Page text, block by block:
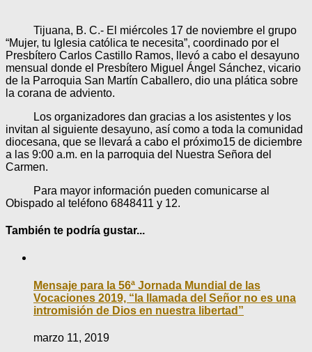
Tijuana, B. C.- El miércoles 17 de noviembre el grupo
“Mujer, tu Iglesia católica te necesita”, coordinado por el
Presbítero Carlos Castillo Ramos, llevó a cabo el desayuno
mensual donde el Presbítero Miguel Ángel Sánchez, vicario
de la Parroquia San Martín Caballero, dio una plática sobre
la corana de adviento.
Los organizadores dan gracias a los asistentes y los
invitan al siguiente desayuno, así como a toda la comunidad
diocesana, que se llevará a cabo el próximo15 de diciembre
a las 9:00 a.m. en la parroquia del Nuestra Señora del
Carmen.
Para mayor información pueden comunicarse al
Obispado al teléfono 6848411 y 12.
También te podría gustar...
Mensaje para la 56ª Jornada Mundial de las
Vocaciones 2019, “la llamada del Señor no es una
intromisión de Dios en nuestra libertad”
marzo 11, 2019